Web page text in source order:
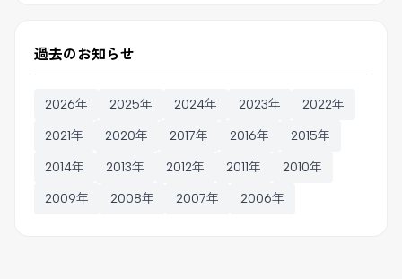
過去のお知らせ
2026年 2025年 2024年 2023年 2022年
2021年 2020年 2017年 2016年 2015年
2014年 2013年 2012年 2011年 2010年
2009年 2008年 2007年 2006年